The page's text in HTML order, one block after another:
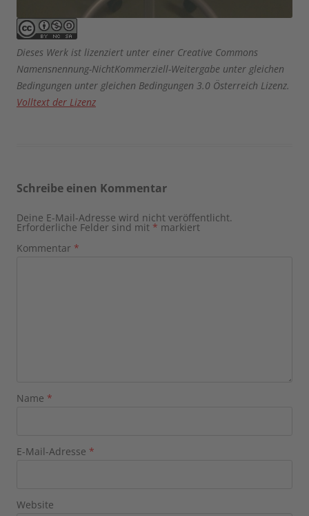
Dieses Werk ist lizenziert unter einer Creative Commons
Namensnennung-NichtKommerziell-Weitergabe unter gleichen
Bedingungen unter gleichen Bedingungen 3.0 Österreich Lizenz.
Volltext der Lizenz
Schreibe einen Kommentar
Deine E-Mail-Adresse wird nicht veröffentlicht.
Erforderliche Felder sind mit * markiert
Kommentar *
Name *
E-Mail-Adresse *
Website